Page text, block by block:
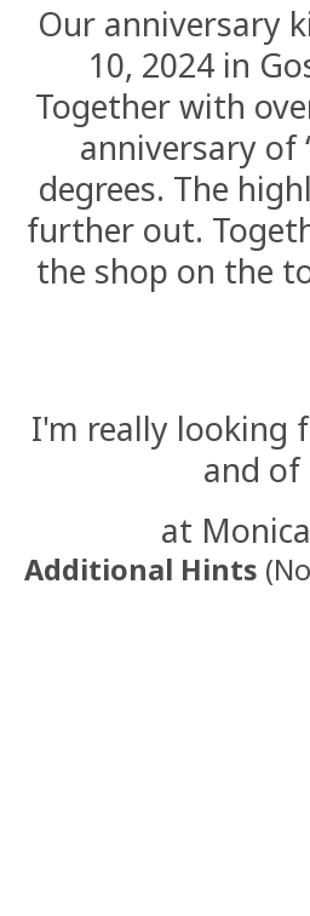
Our anniversary
10, 2024 in
Together with
anniversary of
degrees. The
further out.
the shop on the
I'm really looking
and of
at
Additional Hints (